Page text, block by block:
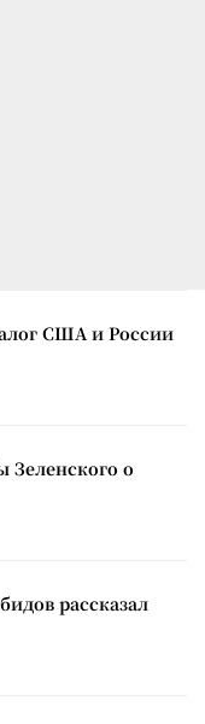
США и России
о
рассказал